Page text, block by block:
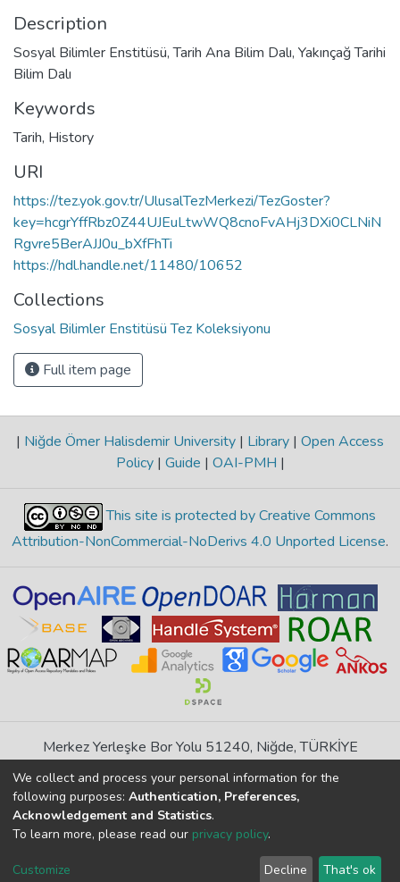
Description
Sosyal Bilimler Enstitüsü, Tarih Ana Bilim Dalı, Yakınçağ Tarihi
Bilim Dalı
Keywords
Tarih, History
URI
https://tez.yok.gov.tr/UlusalTezMerkezi/TezGoster?
key=hcgrYffRbz0Z44UJEuLtwWQ8cnoFvAHj3DXi0CLNiN
Rgvre5BerAJJ0u_bXfFhTi
https://hdl.handle.net/11480/10652
Collections
Sosyal Bilimler Enstitüsü Tez Koleksiyonu
Full item page
| Niğde Ömer Halisdemir University | Library | Open Access
Policy | Guide | OAI-PMH |
This site is protected by Creative Commons
Attribution-NonCommercial-NoDerivs 4.0 Unported License.
Merkez Yerleşke Bor Yolu 51240, Niğde, TÜRKİYE
If you find any errors in content please report us
DSpace 7.6.1, Powered by
DSpace software
copyright © 2002-2026
Cookie
End User
Send
We collect and process your personal information for the
following purposes: Authentication, Preferences,
Acknowledgement and Statistics.
To learn more, please read our privacy policy.
Customize Decline That's ok